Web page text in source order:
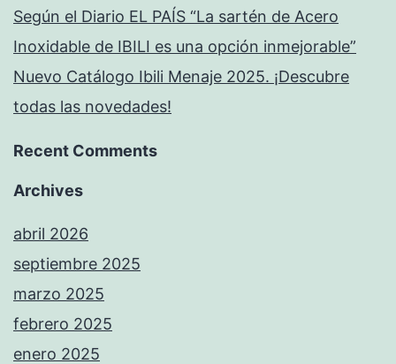
Según el Diario EL PAÍS “La sartén de Acero
Inoxidable de IBILI es una opción inmejorable”
Nuevo Catálogo Ibili Menaje 2025. ¡Descubre
todas las novedades!
Recent Comments
Archives
abril 2026
septiembre 2025
marzo 2025
febrero 2025
enero 2025